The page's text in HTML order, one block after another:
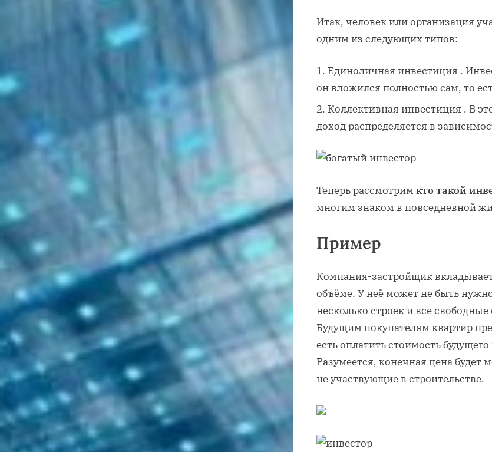
Итак, человек или организация
одним из следующих типов:
Единоличная инвестиция .
он вложился полностью сам, то
Коллективная инвестиция . В
доход распределяется в
Теперь рассмотрим кто такой
многим знаком в повседневной
Пример
Компания-застройщик
объёме. У неё может не быть
несколько строек и все
Будущим покупателям квартир
есть оплатить стоимость
Разумеется, конечная цена будет
не участвующие в строительстве.